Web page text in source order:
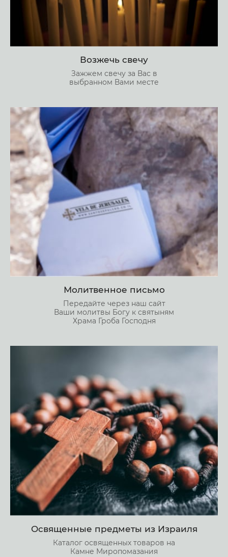
Возжечь свечу
Зажжем свечу за Вас в
выбранном Вами месте
Молитвенное письмо
Передайте через наш сайт
Ваши молитвы Богу к святыням
Храма Гроба Господня
Освященные предметы из Израиля
Каталог освященных товаров на
Камне Миропомазания